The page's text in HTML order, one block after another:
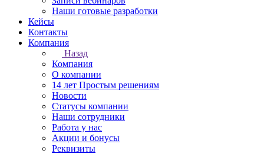
Наши готовые разработки
Кейсы
Контакты
Компания
Назад
Компания
О компании
14 лет Простым решениям
Новости
Статусы компании
Наши сотрудники
Работа у нас
Акции и бонусы
Реквизиты